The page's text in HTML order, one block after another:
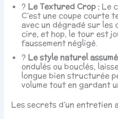
? Le Textured Crop : Le
C’est une coupe courte
avec un dégradé sur les
cire, et hop, le tour est
faussement négligé.
? Le style naturel
ondulés ou bouclés,
longue bien structurée
volume tout en gardant
Les secrets d’un entretien